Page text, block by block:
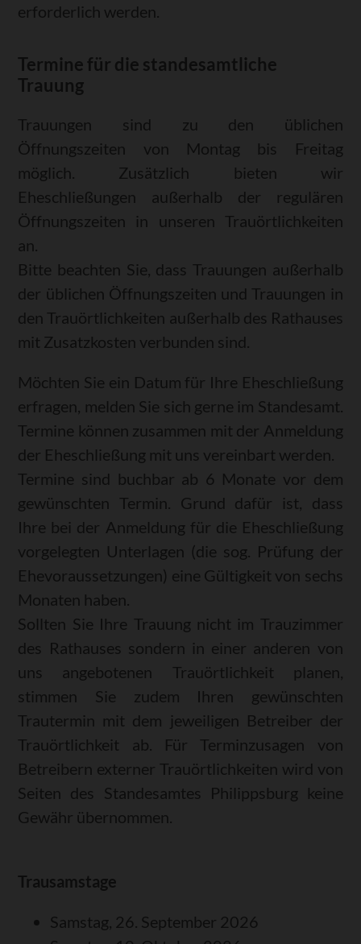
erforderlich werden.
Termine für die standesamtliche
Trauung
Trauungen sind zu den üblichen
Öffnungszeiten von Montag bis Freitag
möglich. Zusätzlich bieten wir
Eheschließungen außerhalb der regulären
Öffnungszeiten in unseren Trauörtlichkeiten
an.
Bitte beachten Sie, dass Trauungen außerhalb
der üblichen Öffnungszeiten und Trauungen in
den Trauörtlichkeiten außerhalb des Rathauses
mit Zusatzkosten verbunden sind.
Möchten Sie ein Datum für Ihre Eheschließung
erfragen, melden Sie sich gerne im Standesamt.
Termine können zusammen mit der Anmeldung
der Eheschließung mit uns vereinbart werden.
Termine sind buchbar ab 6 Monate vor dem
gewünschten Termin. Grund dafür ist, dass
Ihre bei der Anmeldung für die Eheschließung
vorgelegten Unterlagen (die sog. Prüfung der
Ehevoraussetzungen) eine Gültigkeit von sechs
Monaten haben.
Sollten Sie Ihre Trauung nicht im Trauzimmer
des Rathauses sondern in einer anderen von
uns angebotenen Trauörtlichkeit planen,
stimmen Sie zudem Ihren gewünschten
Trautermin mit dem jeweiligen Betreiber der
Trauörtlichkeit ab. Für Terminzusagen von
Betreibern externer Trauörtlichkeiten wird von
Seiten des Standesamtes Philippsburg keine
Gewähr übernommen.
Trausamstage
Samstag, 26. September 2026